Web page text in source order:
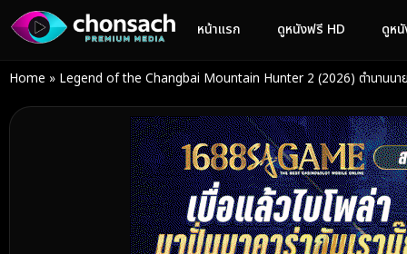
หน้าแรก ดูหนังฟรี HD ดูห
Home » Legend of the Changbai Mountain Hunter 2 (2026) ตำนานนาย